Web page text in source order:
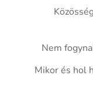
Nem
Mikor és hol